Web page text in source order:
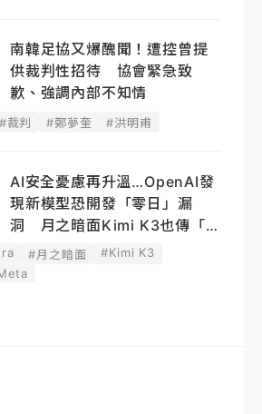
南韓足協又爆醜聞！遭控曾提
供裁判性招待 協會緊急致
歉、強調內部不知情
#裁判 #鄭夢奎 #洪明甫
AI安全憂慮再升溫…OpenAI發
現新模型恐開發「零日」漏
洞 月之暗面Kimi K3也傳「越
獄」#月之暗面
#Kimi K3